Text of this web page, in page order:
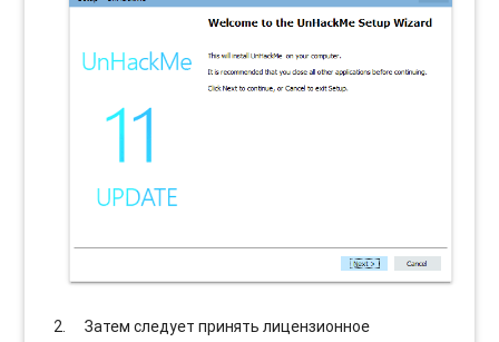
Затем следует принять лицензионное